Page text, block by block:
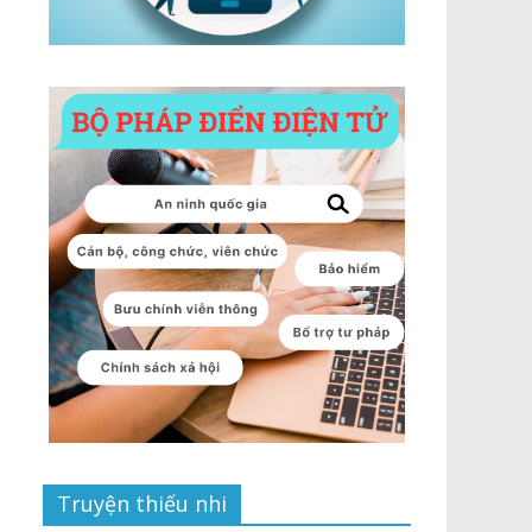
Truyện thiếu nhi